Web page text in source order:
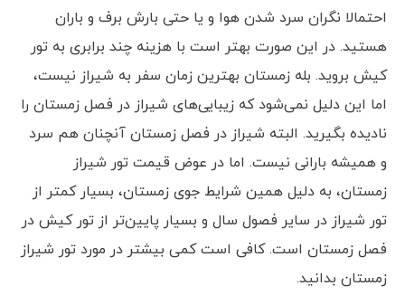
احتمالا نگران سرد شدن هوا و یا حتی بارش برف و باران
هستید. در این صورت بهتر است با هزینه چند برابری به تور
کیش بروید. بله زمستان بهترین زمان سفر به شیراز نیست،
اما این دلیل نمی‌شود که زیبایی‌های شیراز در فصل زمستان را
نادیده بگیرید. البته شیراز در فصل زمستان آنچنان هم سرد
و همیشه بارانی نیست. اما در عوض قیمت تور شیراز
زمستان، به دلیل همین شرایط جوی زمستان، بسیار کمتر از
تور شیراز در سایر فصول سال و بسیار پایین‌تر از تور کیش در
فصل زمستان است. کافی است کمی بیشتر در مورد تور شیراز
زمستان بدانید.